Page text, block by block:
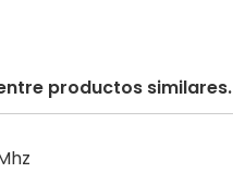
productos similares.